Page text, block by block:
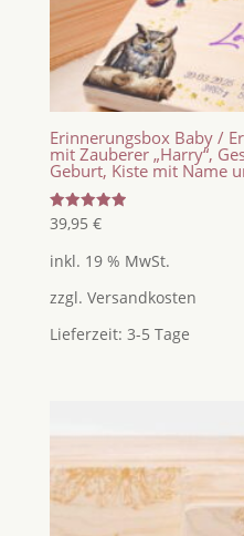
Erinnerungsbox Baby /
mit Zauberer „Harry“,
Geburt, Kiste mit Name
Bewertet
mit
von 5
39,95 €
inkl. 19 % MwSt.
zzgl. Versandkosten
Lieferzeit: 3-5 Tage